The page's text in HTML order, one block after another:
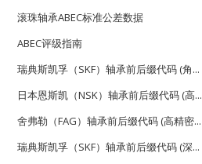
滚珠轴承ABEC标准公差数据
ABEC评级指南
瑞典斯凯孚（SKF）轴承前后缀代码 (角...
日本恩斯凯（NSK）轴承前后缀代码 (高...
舍弗勒（FAG）轴承前后缀代码 (高精密...
瑞典斯凯孚（SKF）轴承前后缀代码 (深...